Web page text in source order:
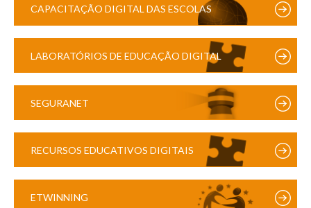
CAPACITAÇÃO DIGITAL DAS ESCOLAS
LABORATÓRIOS DE EDUCAÇÃO DIGITAL
SEGURANET
RECURSOS EDUCATIVOS DIGITAIS
ETWINNING